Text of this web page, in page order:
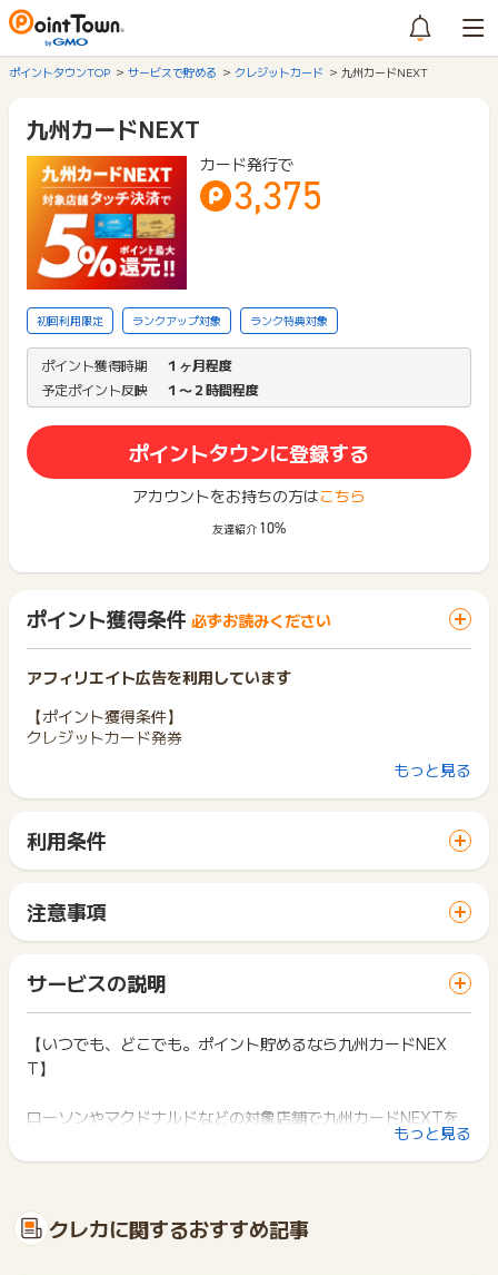
ポイントタウンTOP サービスで貯める クレジットカード 九州カードNEXT
九州カードNEXT
カード発行で
3,375
初回利用限定 ランクアップ対象 ランク特典対象
ポイント獲得時期
１ヶ月程度
予定ポイント反映
１〜２時間程度
ポイントタウンに登録する
アカウントをお持ちの方はこちら
友達紹介 10%
ポイント獲得条件 必ずお読みください
アフィリエイト広告を利用しています
【ポイント獲得条件】
クレジットカード発券
※虚偽･架空の申込
※入力不備があった場合
・申込番号
※上記以外の個人情報送付不可
※不明の場合は調査不可
ポイントタウン経由で九州カードNEXTをお申し込みされた場
合は九州カードによる入会キャンペーンの特典等を受けること
はできない場合があります。キャンペーン案内ページのご注意
事項にてご確認ください。
までお問い合わせください。ポイントについて、広告主に直接
お問い合わせをした場合、ポイント獲得対象外となる場合がご
ざいます。
もっと見る
利用条件
サイトに移動してからお申し込みやお買い物が完了するまでの
間に、同じブラウザ（※）で他のサイトに移動した場合はポイン
ト獲得ができません。
ス・お買い物利用時で、デバイス・ブラウザが異なる場合はポ
イント獲得ができません。
2回以上同じお買い物・サービスをご利用される場合は、毎回
ポイントタウンに戻り、「 カード発行でポイントGET 」ボタ
下記の事項に該当する場合、広告主側で対象外とみなし、「獲
・他のポイントサイトや比較サイト、検索サイトなどを経由し
て一度でも同サービス・お買い物を利用されたことがある場合
注意事項
一部のサービスにつきましては、1商品につき10円単位の金額
は切り捨てとなります。
ポイント獲得が1ポイント未満のものは切り捨てとなり、ポイ
ント履歴には記載されません。
原則として広告主側のポイント等を利用して支払われた金額分
につきましては、ポイントタウンのポイント獲得の対象には含
広告主が運営しているサービスの都合もしくは会員様の都合で
商品の交換や一部でもキャンセルされた場合、ポイントが無効
になる可能性もございます。
ン期間が予告なしに変更される場合がございますが、ご利用さ
れた時点の条件が適用されます。
条件を達成しているかどうかは各広告主ではなく、代理店が行
サービスの説明
【いつでも、どこでも。ポイント貯めるなら九州カードNEX
T】
ローソンやマクドナルドなどの対象店舗で九州カードNEXTを
使ってVISAタッチ決済すると最大５％ポイント還元！
対象店舗拡大中！対象店舗以外のお買い物もいつでも１％還
クラシックカードは年会費永年無料！
さらにゴールドカードは初年度年会費無料な上、年間100万円
もっと見る
クレカに関するおすすめ記事